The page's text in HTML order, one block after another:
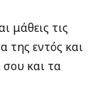
μάθεις τις
της εντός και
σου και τα